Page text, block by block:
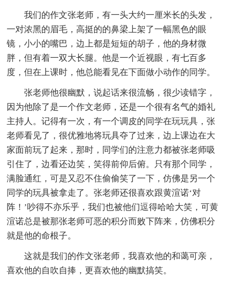
我们的作文张老师，有一头大约一厘米长的头发，
一对浓黑的眉毛，高挺的的鼻梁上架了一幅黑色的眼
镜，小小的嘴巴，边上都是短短的胡子，他的身材微
胖，但有着一双大长腿。他是一个近视眼，有七百多
度，但在上课时，他总能看见在下面做小动作的同学。
张老师他很幽默，说起话来很流畅，很少读错字，
因为他除了是一个作文老师，还是一个很有名气的婚礼
主持人。记得有一次，有一个调皮的同学在玩玩具，张
老师看见了，很优雅地将玩具夺了过来，边上课边在大
家面前玩了起来，那时，同学们的注意力都被张老师吸
引住了，边看还边笑，笑得前仰后俯。只有那个同学，
满脸通红，可是又忍不住偷偷笑了一下，仿佛是另一个
同学的玩具被拿走了。张老师还很喜欢跟黄渲诺‘对
阵！’吵得不亦乐乎，我们也被他们逗得哈哈大笑，可黄
渲诺总是被那张老师可恶的积分而败下阵来，仿佛积分
就是他的命根子。
这就是我们的作文张老师，我喜欢他的和蔼可亲，
喜欢他的自吹自捧，更喜欢他的幽默搞笑。